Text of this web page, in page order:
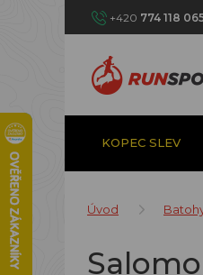
+420 774 118
KOPEC SLEV
Úvod